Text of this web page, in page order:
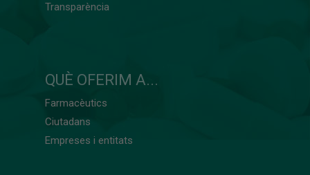
Transparència
QUÈ OFERIM A...
Farmacèutics
Ciutadans
Empreses i entitats